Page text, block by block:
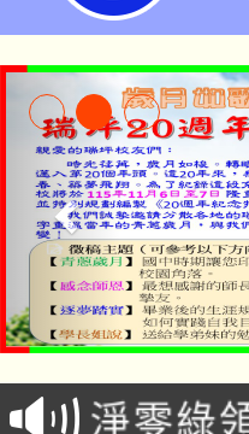
115年
程
學期銜
學籍身
淨零綠